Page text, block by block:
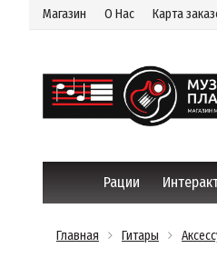
Магазин О Нас Карта
Рации
Главная Гитары